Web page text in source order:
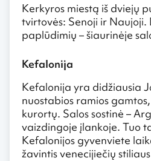
Kerkyros miestą iš dviejų
tvirtovės: Senoji ir Naujoji.
paplūdimių – šiaurinėje
Kefalonija
Kefalonija yra didžiausia
nuostabios ramios
kurortų. Salos sostinė –
vaizdingoje įlankoje. Tuo
Kefalonijos gyvenviete
žavintis venecijiečių